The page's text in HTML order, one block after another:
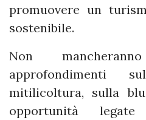
promuovere un
sostenibile.
Non
approfondimenti
mitilicoltura, sulla
opportunità